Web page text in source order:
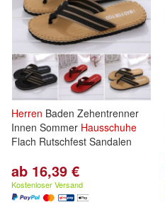
Herren Baden Zehentrenner
Innen Sommer Hausschuhe
Flach Rutschfest Sandalen
ab 16,39 €
Kostenloser Versand